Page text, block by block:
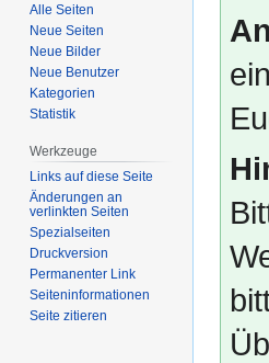
Alle Seiten
Neue Seiten
Neue Bilder
Neue Benutzer
Kategorien
Statistik
Werkzeuge
Links auf diese Seite
Änderungen an
verlinkten Seiten
Spezialseiten
Druckversion
Permanenter Link
Seiten­­informationen
Seite zitieren